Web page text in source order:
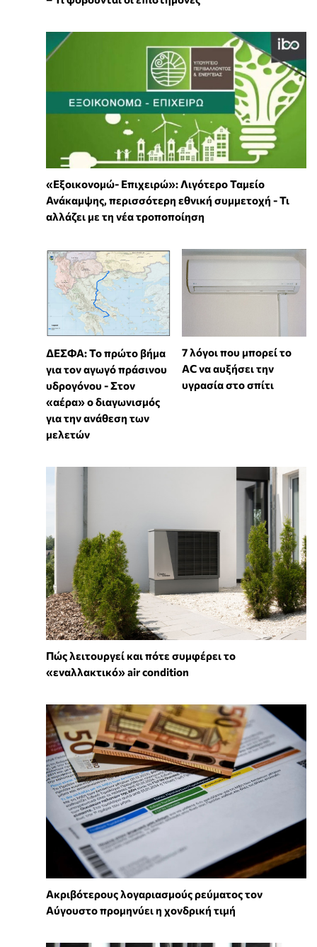
«Εξοικονομώ- Επιχειρώ»: Λιγότερο Ταμείο
Ανάκαμψης, περισσότερη εθνική συμμετοχή - Τι
αλλάζει με τη νέα τροποποίηση
ΔΕΣΦΑ: Το πρώτο βήμα
για τον αγωγό πράσινου
υδρογόνου - Στον
«αέρα» ο διαγωνισμός
για την ανάθεση των
μελετών
7 λόγοι που μπορεί το
AC να αυξήσει την
υγρασία στο σπίτι
Πώς λειτουργεί και πότε συμφέρει το
«εναλλακτικό» air condition
Ακριβότερους λογαριασμούς ρεύματος τον
Αύγουστο προμηνύει η χονδρική τιμή